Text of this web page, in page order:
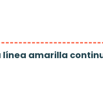
línea amarilla